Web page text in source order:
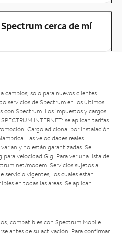
cerca de mí
cambios; solo para nuevos clientes
servicios de Spectrum en los últimos
con Spectrum. Los impuestos y cargos
INTERNET: se aplican tarifas
Cargo adicional por instalación.
Las velocidades reales
y no están garantizadas. Se
para velocidad Gig. Para ver una lista de
modem . Servicios sujetos a
servicio vigentes, los cuales están
en todas las áreas. Se aplican
compatibles con Spectrum Mobile.
antes de su activación. Para confirmar